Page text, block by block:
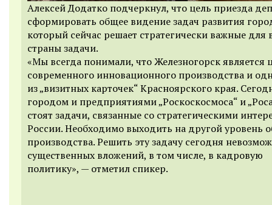
Алексей Додатко подчеркнул, что цель приезда
сформировать общее видение задач развития
который сейчас решает стратегически важные для
страны задачи.
«Мы всегда понимали, что Железногорск является
современного инновационного производства и
из „визитных карточек“ Красноярского края.
городом и предприятиями „Роскоскосмоса“ и
стоят задачи, связанные со стратегическими
России. Необходимо выходить на другой уровень
производства. Решить эту задачу сегодня
существенных вложений, в том числе, в кадровую
политику», — отметил спикер.